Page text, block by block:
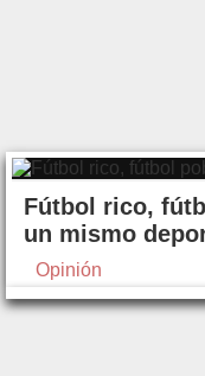
Fútbol rico,
un mismo
Opinión